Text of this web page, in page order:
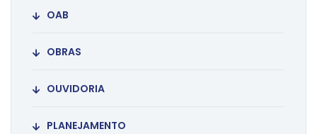
OAB
OBRAS
OUVIDORIA
PLANEJAMENTO